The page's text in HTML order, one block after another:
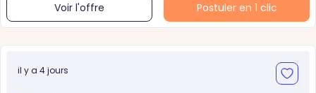
Voir l'offre Postuler en 1 clic
il y a 4 jours